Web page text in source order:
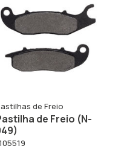
de Freio
de Freio (N-